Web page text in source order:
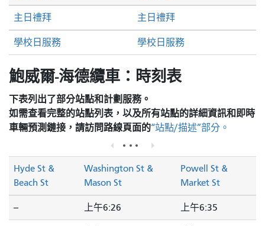
主日禮拜 主日禮拜
學校日服務 學校日服務
鮑威爾-海德纜車：時刻表
下表列出了部分站點和計劃服務。
如需查看完整的站點列表，以及所有站點的詳細資訊和即時
車輛預測鏈接，請訪問路線頁面的“站點/描述”部分。
Hyde St &
Beach St
Washington St &
Mason St
Powell St &
Market St
-- 上午6:26 上午6:35